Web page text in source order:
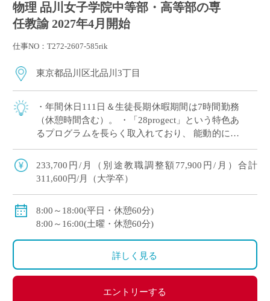
物理 品川女子学院中等部・高等部の専
任教諭 2027年4月開始
仕事NO：T272-2607-585rik
東京都品川区北品川3丁目
・年間休日111日＆生徒長期休暇期間は7時間勤務
（休憩時間含む）。 ・「28progect」という特色あ
るプログラムを長らく取入れており、 能動的に人
生を設計できるようにさまざまな取り組みを実践
しています。 ・2025年 […]
233,700円/月（別途教職調整額77,900円/月）合計
311,600円/月（大学卒）
8:00～18:00(平日・休憩60分)
8:00～16:00(土曜・休憩60分)
詳しく見る
エントリーする